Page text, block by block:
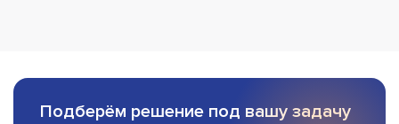
Подберём решение под вашу задачу